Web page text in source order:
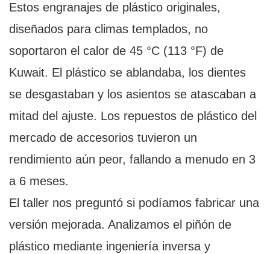
Estos engranajes de plástico originales,
diseñados para climas templados, no
soportaron el calor de 45 °C (113 °F) de
Kuwait. El plástico se ablandaba, los dientes
se desgastaban y los asientos se atascaban a
mitad del ajuste. Los repuestos de plástico del
mercado de accesorios tuvieron un
rendimiento aún peor, fallando a menudo en 3
a 6 meses.
El taller nos preguntó si podíamos fabricar una
versión mejorada. Analizamos el piñón de
plástico mediante ingeniería inversa y